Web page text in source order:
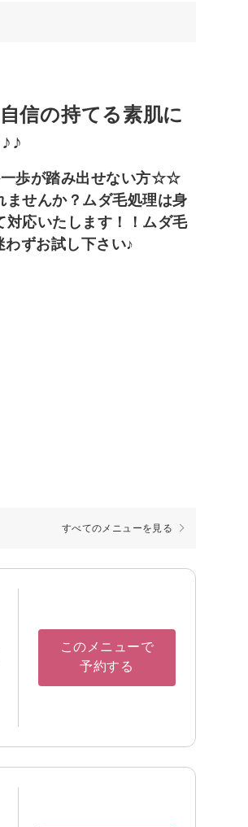
信の持てる素肌に
一歩が踏み出せない方☆☆
せんか？ムダ毛処理は身
応いたします！！ムダ毛
ずお試し下さい♪
すべてのメニューを見る
このメニューで
予約する